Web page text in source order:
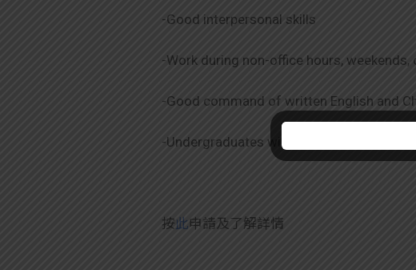
-Good interpersonal skills
-Work during non-office hours,
-Good command of written English and
-Undergraduates will be considered
按此申請及了解詳情